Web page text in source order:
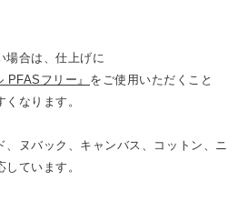
場合は、仕上げに
PFASフリー』 をご使用いただくこと
なります。
、ヌバック、キャンバス、コットン、ニ
ています。